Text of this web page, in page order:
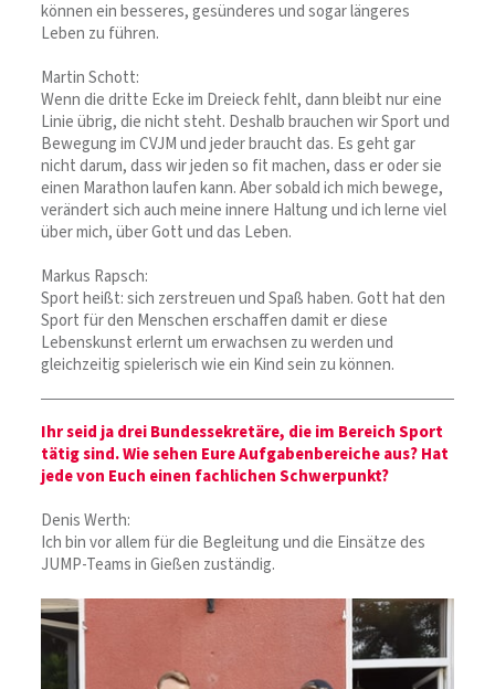
können ein besseres, gesünderes und sogar längeres
Leben zu führen.
Martin Schott:
Wenn die dritte Ecke im Dreieck fehlt, dann bleibt nur eine
Linie übrig, die nicht steht. Deshalb brauchen wir Sport und
Bewegung im CVJM und jeder braucht das. Es geht gar
nicht darum, dass wir jeden so fit machen, dass er oder sie
einen Marathon laufen kann. Aber sobald ich mich bewege,
verändert sich auch meine innere Haltung und ich lerne viel
über mich, über Gott und das Leben.
Markus Rapsch:
Sport heißt: sich zerstreuen und Spaß haben. Gott hat den
Sport für den Menschen erschaffen damit er diese
Lebenskunst erlernt um erwachsen zu werden und
gleichzeitig spielerisch wie ein Kind sein zu können.
Ihr seid ja drei Bundessekretäre, die im Bereich Sport
tätig sind. Wie sehen Eure Aufgabenbereiche aus? Hat
jede von Euch einen fachlichen Schwerpunkt?
Denis Werth:
Ich bin vor allem für die Begleitung und die Einsätze des
JUMP-Teams in Gießen zuständig.